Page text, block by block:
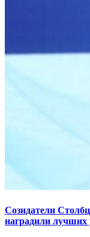
Созидатели
наградили